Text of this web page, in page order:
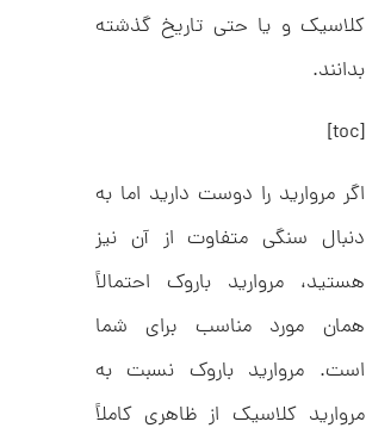
کلاسیک و یا حتی تاریخ گذشته
بدانند.
[toc]
اگر مروارید را دوست دارید اما به
دنبال سنگی متفاوت از آن نیز
هستید، مروارید باروک احتمالاً
همان مورد مناسب برای شما
است. مروارید باروک نسبت به
مروارید کلاسیک از ظاهری کاملاً